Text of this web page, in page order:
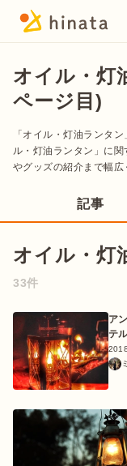
オイル・灯
ページ目)
「オイル・灯油ランタ
ル・灯油ランタン」に
やグッズの紹介まで幅広
記事
オイル・灯
33件
ア
テ
公式オン
おすすめ特